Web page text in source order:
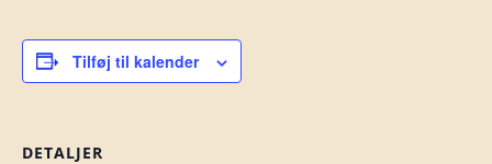
Tilføj til kalender
DETALJER